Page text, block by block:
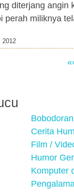
diterjang
perah miliknya
2012
Cerita
Film /
Humor
Komputer